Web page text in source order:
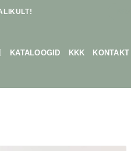
KATALOOGID KKK KONTAKT